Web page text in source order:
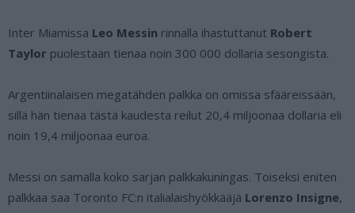
Inter Miamissa Leo Messin rinnalla ihastuttanut Robert
Taylor puolestaan tienaa noin 300 000 dollaria sesongista.
Argentiinalaisen megatähden palkka on omissa sfääreissään,
sillä hän tienaa tästä kaudesta reilut 20,4 miljoonaa dollaria eli
noin 19,4 miljoonaa euroa.
Messi on samalla koko sarjan palkkakuningas. Toiseksi eniten
palkkaa saa Toronto FC:n italialaishyökkääjä Lorenzo Insigne,